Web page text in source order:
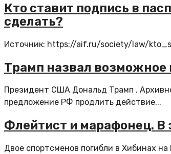
Кто ставит подпись в
сделать?
Источник: https://aif.ru/society/law/
Трамп назвал
Президент США Дональд Трамп .
предложение РФ продлить действие...
Флейтист и марафонец. В
Двое спортсменов погибли в Хибинах на